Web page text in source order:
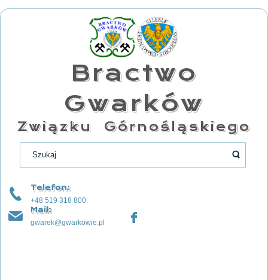
Bractwo
Gwarków
Związku Górnośląskiego
Telefon:
+48 519 318 800
Mail:
gwarek@gwarkowie.pl